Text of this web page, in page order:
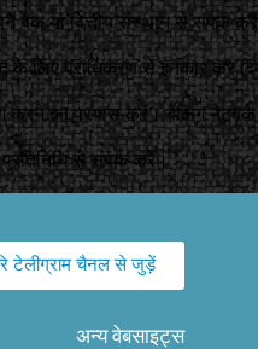
बैंक या वित्तीय संस्थान से संपर्क
लिए प्राधिकरण से इनकार कर
का प्रयास करें। बैंकिंग नेटवर्क
से संपर्क करें।
टेलीग्राम चैनल से जुड़ें
अन्य वेबसाइट्स